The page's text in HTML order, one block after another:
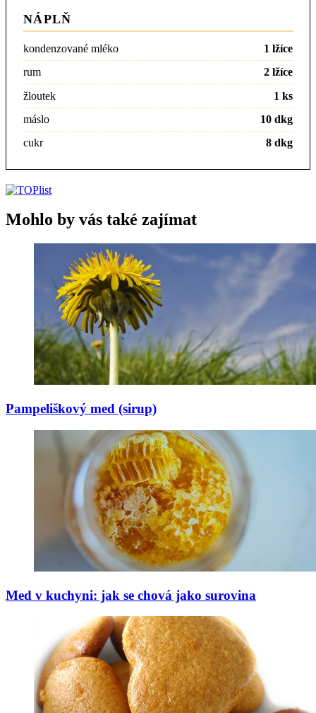
NÁPLŇ
kondenzované mléko
1 lžíce
rum
2 lžíce
žloutek
1 ks
máslo
10 dkg
cukr
8 dkg
Mohlo by vás také zajímat
Pampeliškový med (sirup)
Med v kuchyni: jak se chová jako surovina